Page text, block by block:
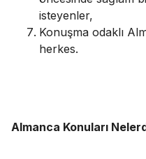
isteyenler,
Konuşma odaklı
herkes.
Almanca Konuları